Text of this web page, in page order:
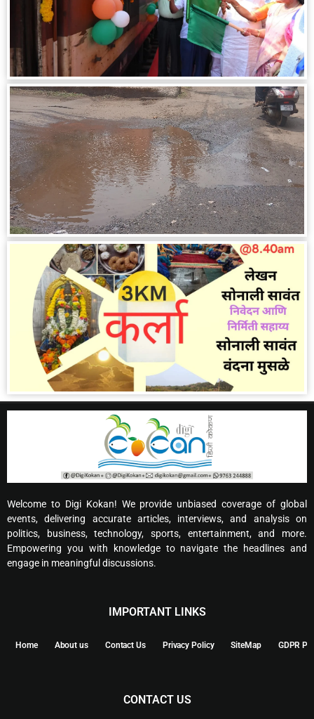
Welcome to Digi Kokan! We provide unbiased coverage of global
events, delivering accurate articles, interviews, and analysis on
politics, business, technology, sports, entertainment, and more.
Empowering you with knowledge to navigate the headlines and
engage in meaningful discussions.
IMPORTANT LINKS
Home About us Contact Us Privacy Policy SiteMap GDPR
CONTACT US